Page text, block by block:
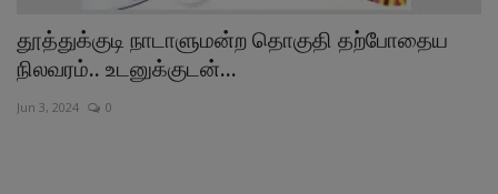
தூத்துக்குடி நாடாளுமன்ற தொகுதி தற்போதைய
நிலவரம்.. உடனுக்குடன்...
Jun 3, 2024 0